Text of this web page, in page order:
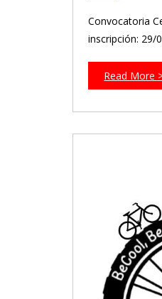
Convocatoria
inscripción: 29/
Read More